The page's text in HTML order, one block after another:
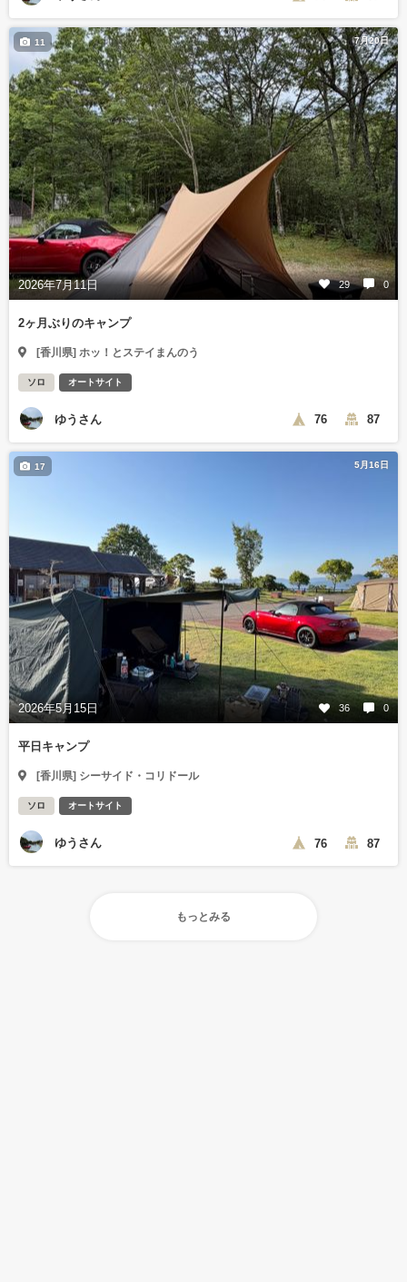
7月20日
2026年7月11日 29 0
11
2ヶ月ぶりのキャンプ
[香川県] ホッ！とステイまんのう
ソロ オートサイト
ゆうさん 76 87
5月16日
2026年5月15日 36 0
17
平日キャンプ
[香川県] シーサイド・コリドール
ソロ オートサイト
ゆうさん 76 87
もっとみる